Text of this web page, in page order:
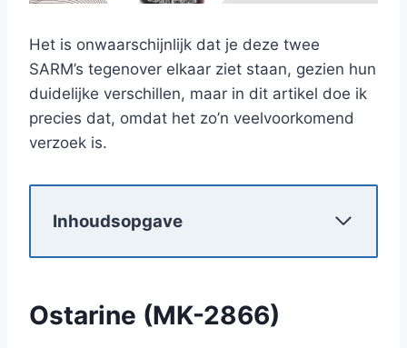
Het is onwaarschijnlijk dat je deze twee
SARM’s tegenover elkaar ziet staan, gezien hun
duidelijke verschillen, maar in dit artikel doe ik
precies dat, omdat het zo’n veelvoorkomend
verzoek is.
Inhoudsopgave
Ostarine (MK-2866)